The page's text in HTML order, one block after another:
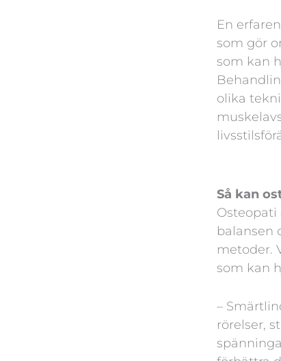
En
som gör
som kan
olika
Så kan
balansen
metoder.
som kan
–
rörelser,